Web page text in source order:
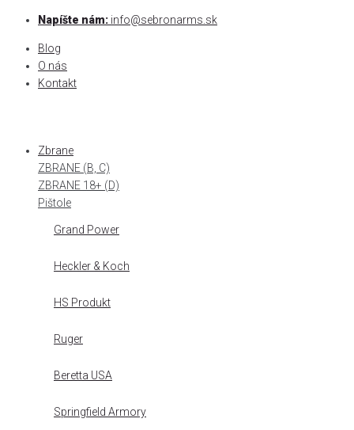
Skip
content
Napíšte nám: info@sebronarms.sk
Blog
O nás
Kontakt
Zbrane
ZBRANE (B, C)
ZBRANE 18+ (D)
Pištole
Grand Power
Heckler & Koch
HS Produkt
Ruger
Beretta USA
Springfield Armory